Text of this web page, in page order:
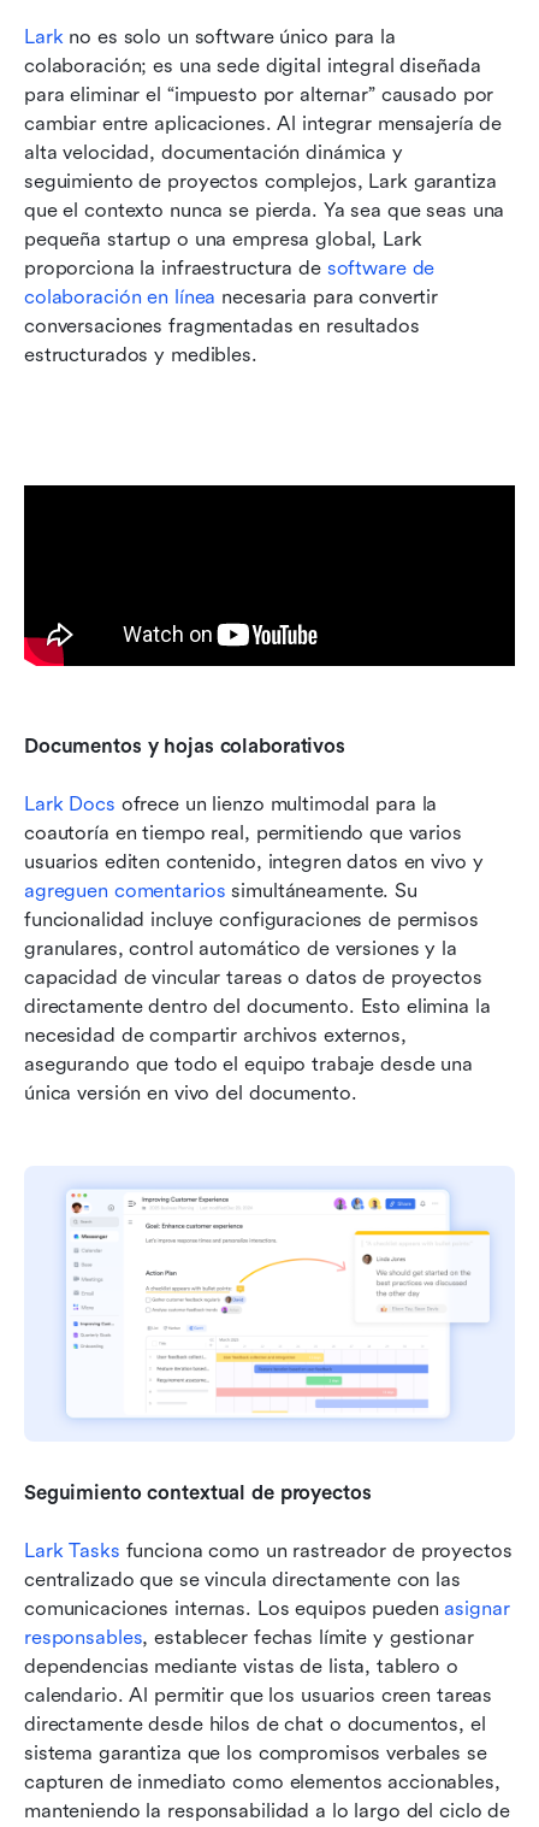
Lark no es solo un software único para la
colaboración; es una sede digital integral diseñada
para eliminar el “impuesto por alternar” causado por
cambiar entre aplicaciones. Al integrar mensajería de
alta velocidad, documentación dinámica y
seguimiento de proyectos complejos, Lark garantiza
que el contexto nunca se pierda. Ya sea que seas una
pequeña startup o una empresa global, Lark
proporciona la infraestructura de software de
colaboración en línea necesaria para convertir
conversaciones fragmentadas en resultados
estructurados y medibles.
Documentos y hojas colaborativos
Lark Docs ofrece un lienzo multimodal para la
coautoría en tiempo real, permitiendo que varios
agreguen comentarios simultáneamente. Su
funcionalidad incluye configuraciones de permisos
granulares, control automático de versiones y la
capacidad de vincular tareas o datos de proyectos
directamente dentro del documento. Esto elimina la
necesidad de compartir archivos externos,
asegurando que todo el equipo trabaje desde una
única versión en vivo del documento.
Seguimiento contextual de proyectos
Lark Tasks funciona como un rastreador de proyectos
centralizado que se vincula directamente con las
comunicaciones internas. Los equipos pueden asignar
responsables, establecer fechas límite y gestionar
dependencias mediante vistas de lista, tablero o
calendario. Al permitir que los usuarios creen tareas
directamente desde hilos de chat o documentos, el
sistema garantiza que los compromisos verbales se
capturen de inmediato como elementos accionables,
manteniendo la responsabilidad a lo largo del ciclo de